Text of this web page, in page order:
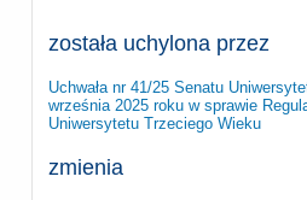
została uchylona przez
Uchwała nr 41/25 Senatu
września 2025 roku w sprawie
Uniwersytetu Trzeciego Wieku
zmienia